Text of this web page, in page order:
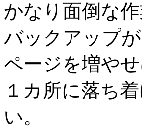
かなり面倒な
バックアップ
ページを増や
１カ所に落ち
い。